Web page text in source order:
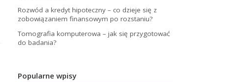
Rozwód a kredyt hipoteczny – co dzieje się z
zobowiązaniem finansowym po rozstaniu?
Tomografia komputerowa – jak się przygotować
do badania?
Popularne wpisy